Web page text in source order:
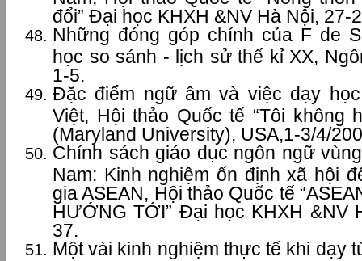
đổi” Đại học KHXH &NV Hà Nội, 27-
Những đóng góp chính của F de
học so sánh - lịch sử thế kỉ XX,
1-5.
Đặc điểm ngữ âm và việc dạy
Việt, Hội thảo Quốc tế “Tôi không
(Maryland University), USA,1-3/4/
Chính sách giáo dục ngôn ngữ
Nam: Kinh nghiệm ổn định xã hội
gia ASEAN, Hội thảo Quốc tế
HƯỚNG TỚI” Đại học KHXH &NV
37.
Một vài kinh nghiệm thực tế khi dạy